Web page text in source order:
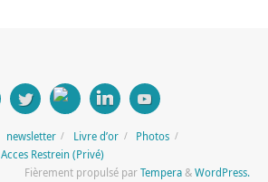
newsletter Livre d’or
Photos
Acces Restrein (Privé)
Fièrement propulsé parTempera&WordPress.